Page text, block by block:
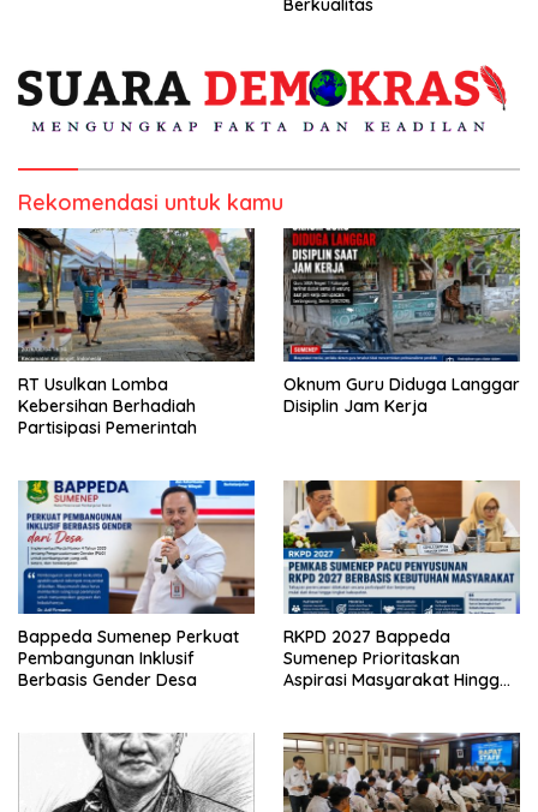
Berkualitas
Rekomendasi untuk kamu
RT Usulkan Lomba
Kebersihan Berhadiah
Partisipasi Pemerintah
Oknum Guru Diduga Langgar
Disiplin Jam Kerja
Bappeda Sumenep Perkuat
Pembangunan Inklusif
Berbasis Gender Desa
RKPD 2027 Bappeda
Sumenep Prioritaskan
Aspirasi Masyarakat Hingga